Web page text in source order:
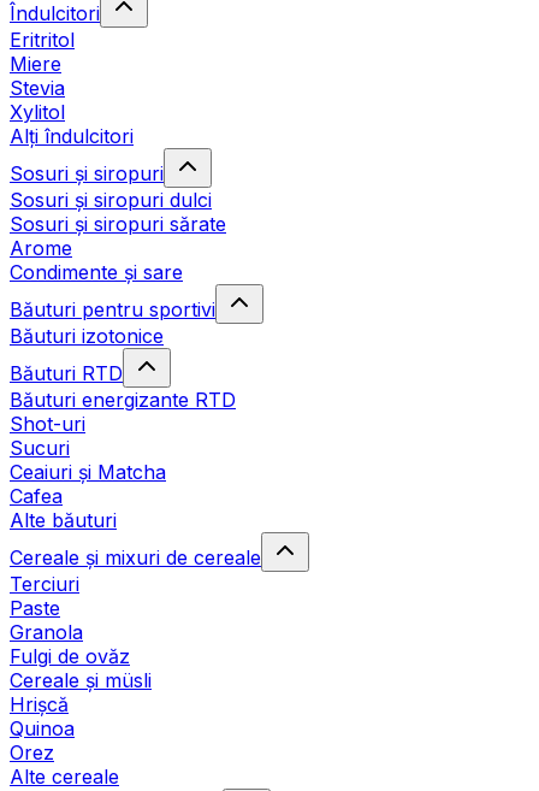
Îndulcitori
Eritritol
Miere
Stevia
Xylitol
Alți îndulcitori
Sosuri și siropuri
Sosuri și siropuri dulci
Sosuri și siropuri sărate
Arome
Condimente și sare
Băuturi pentru sportivi
Băuturi izotonice
Băuturi RTD
Băuturi energizante RTD
Shot-uri
Sucuri
Ceaiuri și Matcha
Cafea
Alte băuturi
Cereale și mixuri de cereale
Terciuri
Paste
Granola
Fulgi de ovăz
Cereale și müsli
Hrișcă
Quinoa
Orez
Alte cereale